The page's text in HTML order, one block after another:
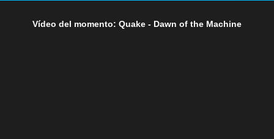
Vídeo del momento: Quake - Dawn of the Machine